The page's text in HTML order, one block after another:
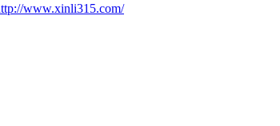
www.xinli315.com/